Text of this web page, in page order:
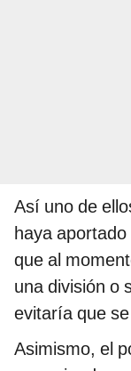
Así uno de
haya
que al
una división o
evitaría que
Asimismo, el